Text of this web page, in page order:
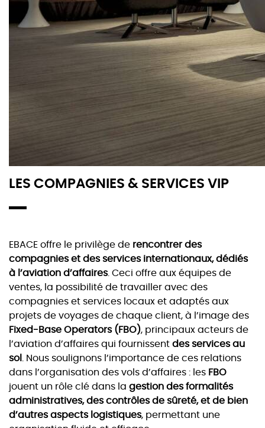
LES COMPAGNIES & SERVICES VIP
EBACE offre le privilège de rencontrer des
compagnies et des services internationaux, dédiés
à l’aviation d’affaires. Ceci offre aux équipes de
ventes, la possibilité de travailler avec des
compagnies et services locaux et adaptés aux
projets de voyages de chaque client, à l’image des
Fixed-Base Operators (FBO), principaux acteurs de
l’aviation d’affaires qui fournissent des services au
sol
. Nous soulignons l’importance de ces relations
dans l’organisation des vols d’affaires : les FBO
jouent un rôle clé dans la gestion des formalités
administratives, des contrôles de sûreté, et de bien
d’autres aspects logistiques, permettant une